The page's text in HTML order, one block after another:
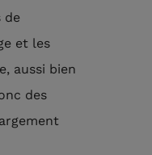
de
et les
aussi bien
des